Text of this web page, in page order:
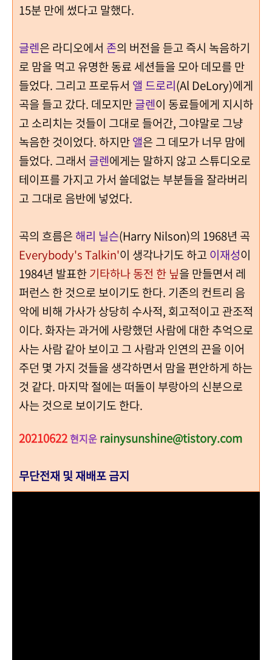
15분 만에 썼다고 말했다.
글렌은 라디오에서 존의 버전을 듣고 즉시 녹음하기
로 맘을 먹고 유명한 동료 세션들을 모아 데모를 만
들었다. 그리고 프로듀서 앨 드로리(Al DeLory)에게
곡을 들고 갔다. 데모지만글렌이 동료들에게 지시하
고 소리치는 것들이 그대로 들어간, 그야말로 그냥
녹음한 것이었다. 하지만앨은 그 데모가 너무 맘에
들었다. 그래서 글렌에게는 말하지 않고 스튜디오로
테이프를 가지고 가서 쓸데없는 부분들을 잘라버리
고 그대로 음반에 넣었다.
곡의 흐름은 해리 닐슨(Harry Nilson)의 1968년 곡
Everybody's Talkin'이 생각나기도 하고 이재성이
1984년 발표한기타하나 동전 한 닢을 만들면서 레
퍼런스 한 것으로 보이기도 한다. 기존의 컨트리 음
악에 비해 가사가 상당히 수사적, 회고적이고 관조적
이다. 화자는 과거에 사랑했던 사람에 대한 추억으로
사는 사람 같아 보이고 그 사람과 인연의 끈을 이어
주던 몇 가지 것들을 생각하면서 맘을 편안하게 하는
것 같다. 마지막 절에는 떠돌이 부랑아의 신분으로
사는 것으로 보이기도 한다.
20210622 현지운 rainysunshine@tistory.com
무단전재 및 재배포 금지